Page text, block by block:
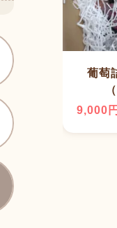
葡萄
9,000